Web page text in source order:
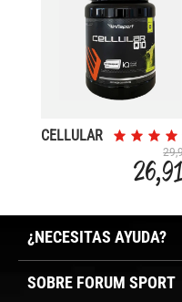
CELLULAR
¿NECESITAS AYUDA?
SOBRE FORUM SPORT